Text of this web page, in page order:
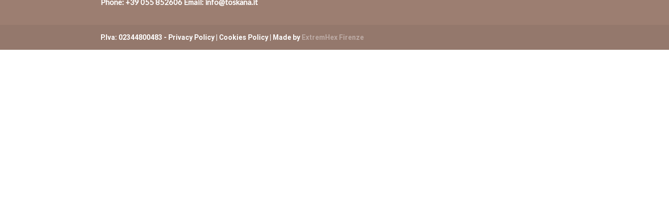
Phone: +39 055 852606Email: info@toskana.it
P.Iva: 02344800483 - Privacy Policy| Cookies Policy| Made by ExtremHex Firenze